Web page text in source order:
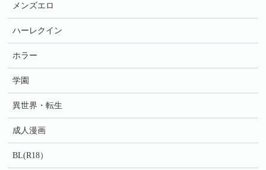
メンズエロ
ハーレクイン
ホラー
学園
異世界・転生
成人漫画
BL(R18）